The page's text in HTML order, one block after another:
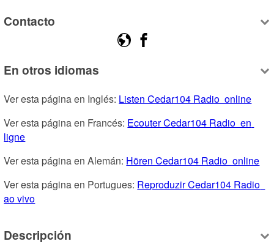
Contacto
En otros idiomas
Ver esta página en Inglés: Listen Cedar104 Radio  online
Ver esta página en Francés: Ecouter Cedar104 Radio  en
ligne
Ver esta página en Alemán: Hören Cedar104 Radio  online
Ver esta página en Portugues: Reproduzir Cedar104 Radio
ao vivo
Descripción